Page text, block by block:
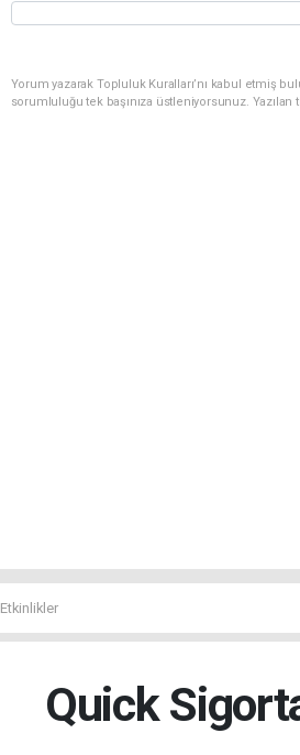
Yorum yazarak Topluluk Kuralları’nı kabul etmiş
sorumluluğu tek başınıza üstleniyorsunuz.
Etkinlikler
Quick